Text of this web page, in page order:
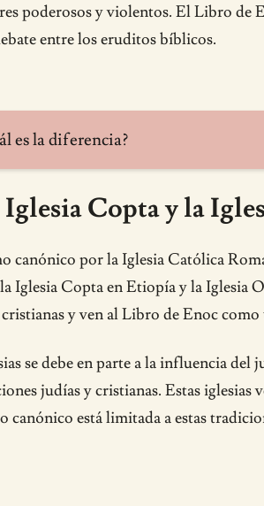
poderosos y violentos. El Libro de
entre los eruditos bíblicos.
es la diferencia?
Copta y la
canónico por la Iglesia Católica
Iglesia Copta en Etiopía y la
y ven al Libro de Enoc
se debe en parte a la influencia
judías y cristianas. Estas
está limitada a estas